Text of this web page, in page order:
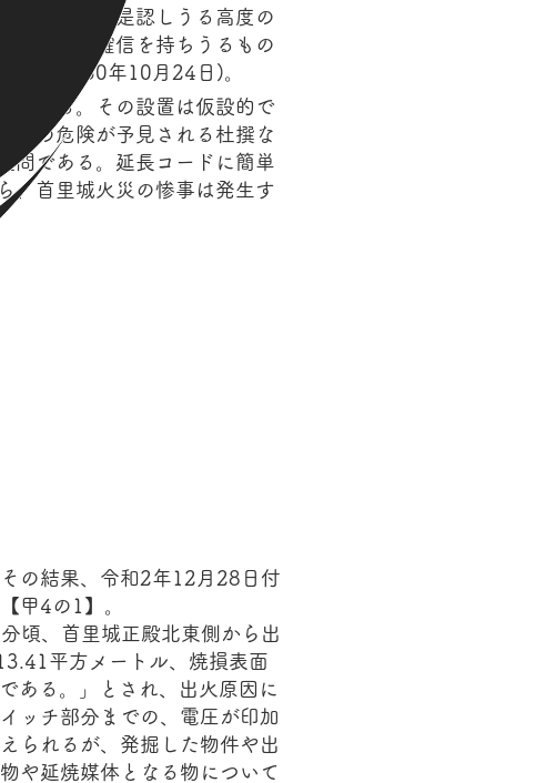
した関係を是認しうる高度の
真実性の確信を持ちうるもの
判昭和50年10月24日)。
である。その設置は仮設的で
火の危険が予見される杜撰な
問である。延長コードに簡単
、首里城火災の惨事は発生す
の結果、令和2年12月28日付
甲4の1】。
頃、首里城正殿北東側から出
平方メートル、焼損表面
ある。」とされ、出火原因に
ッチ部分までの、電圧が印加
られるが、発掘した物件や出
や延焼媒体となる物について